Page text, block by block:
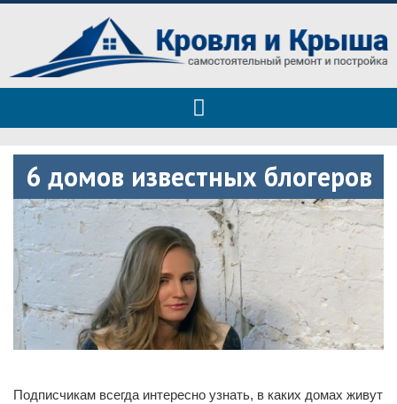
Roof tops — только полезные
советы
Полезные советы при строительстве дома и ремонте
6 домов известных блогеров
Подписчикам всегда интересно узнать, в каких домах живут